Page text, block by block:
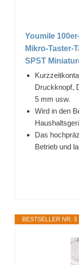
Youmile
Mikro-Taster-
SPST
Druckknopf,
5 mm usw.
Wird in den
Das
Betrieb und
BESTSELLER NR. 3